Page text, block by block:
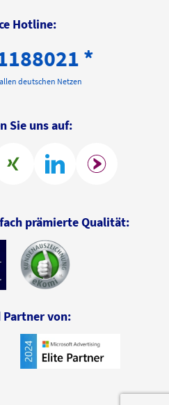
Hotline:
*
deutschen Netzen
Sie uns auf:
prämierte Qualität:
Partner von: